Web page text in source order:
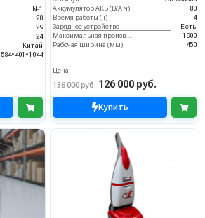
N-1
28
29
24
Китай
584*401*1044
Аккумулятор АКБ (В/А·ч)
80
Время работы (ч)
4
Зарядное устройство
Есть
Максимальная производительность (кв.м/час)
1900
Рабочая ширина (мм)
450
Цена
136 000 руб. 126 000 руб.
Купить